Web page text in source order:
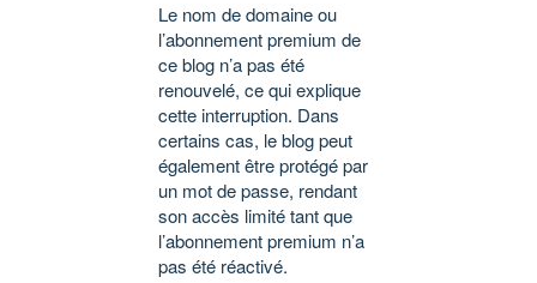
Le nom de domaine ou
l’abonnement premium de
ce blog n’a pas été
renouvelé, ce qui explique
cette interruption. Dans
certains cas, le blog peut
également être protégé par
un mot de passe, rendant
son accès limité tant que
l’abonnement premium n’a
pas été réactivé.